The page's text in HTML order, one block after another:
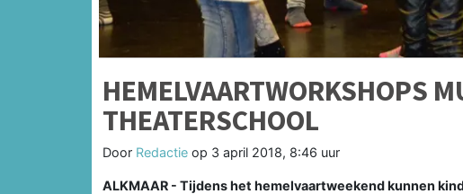
HEMELVAARTWORKSHOPS
THEATERSCHOOL
Door Redactie op 3 april 2018, 8:46 uur
ALKMAAR - Tijdens het hemelvaartweekend kunnen